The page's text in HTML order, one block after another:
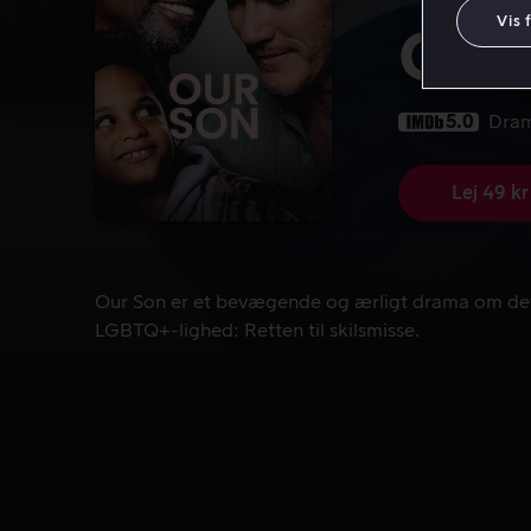
Our
5.0
Lej 49 kr
Our Son er et bevægende og ærligt drama om
Our Son er et bevægende og ærligt drama om
LGBTQ+-lighed: Retten til skilsmisse.
Vis